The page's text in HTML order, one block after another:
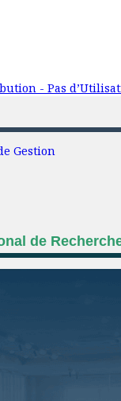
- Pas
Gestion
de